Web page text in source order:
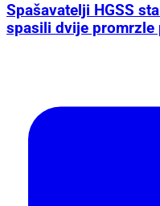
Spašavatelji HGSS
spasili dvije promrzle